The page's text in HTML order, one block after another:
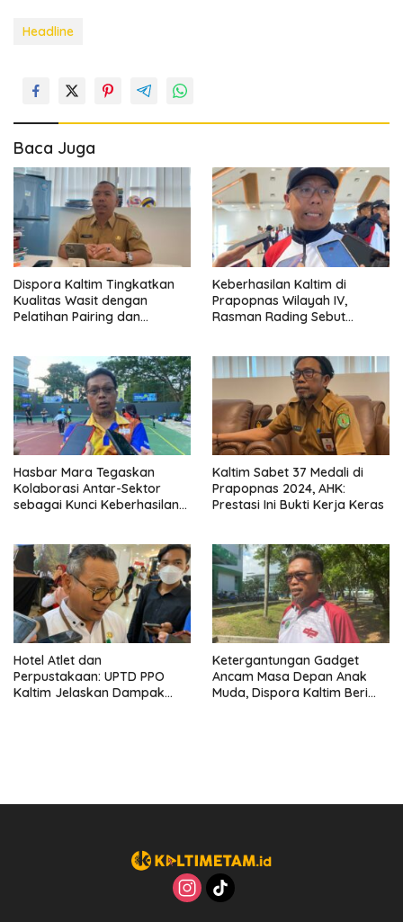
Headline
Baca Juga
Dispora Kaltim Tingkatkan
Kualitas Wasit dengan
Pelatihan Pairing dan
Keberhasilan Kaltim di
Prapopnas Wilayah IV,
Rasman Rading Sebut
Hasbar Mara Tegaskan
Kolaborasi Antar-Sektor
sebagai Kunci Keberhasilan
Kaltim Sabet 37 Medali di
Prapopnas 2024, AHK:
Prestasi Ini Bukti Kerja Keras
Hotel Atlet dan
Perpustakaan: UPTD PPO
Kaltim Jelaskan Dampak
Ketergantungan Gadget
Ancam Masa Depan Anak
Muda, Dispora Kaltim Beri